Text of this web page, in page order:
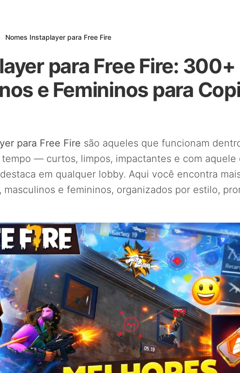
Nomes Instaplayer para Free Fire
para Free Fire: 300+
e Femininos para
para Free Fire são aqueles que funcionam
tempo — curtos, limpos, impactantes e com aquele
em qualquer lobby. Aqui você encontra
, masculinos e femininos, organizados por estilo,